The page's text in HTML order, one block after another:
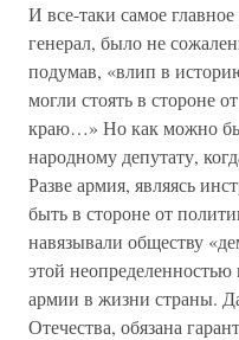
И все-таки самое
генерал, было не
подумав, «влип в
могли стоять в стороне
краю…» Но как можно
народному депутату,
Разве армия, являясь
быть в стороне от
навязывали обществу
этой
армии в жизни страны.
Отечества, обязана